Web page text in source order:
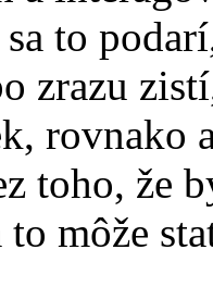
to
zrazu
rovnako
toho, že
to môže